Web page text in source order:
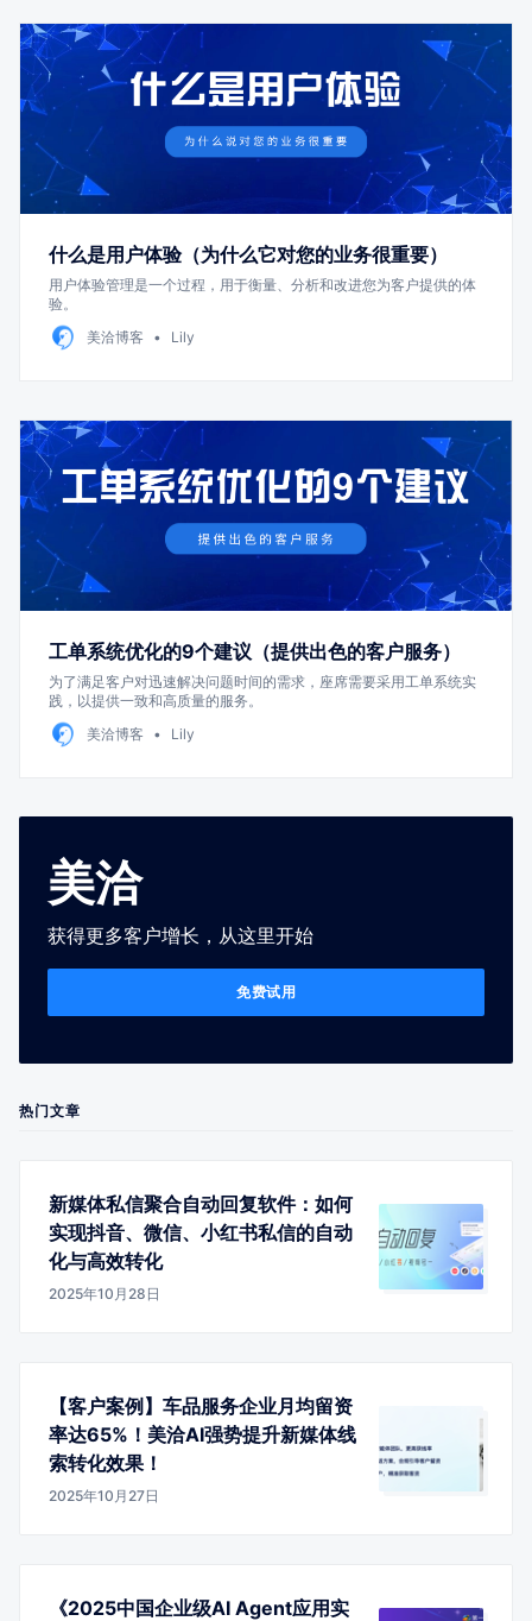
什么是用户体验（为什么它对您的业务很重要）
用户体验管理是一个过程，用于衡量、分析和改进您为客户提供的体
验。
美洽博客
Lily
工单系统优化的9个建议（提供出色的客户服务）
为了满足客户对迅速解决问题时间的需求，座席需要采用工单系统实
践，以提供一致和高质量的服务。
美洽博客
Lily
美洽
获得更多客户增长，从这里开始
免费试用
热门文章
新媒体私信聚合自动回复软件：如何
实现抖音、微信、小红书私信的自动
化与高效转化
2025年10月28日
【客户案例】车品服务企业月均留资
率达65%！美洽AI强势提升新媒体线
索转化效果！
2025年10月27日
《2025中国企业级AI Agent应用实